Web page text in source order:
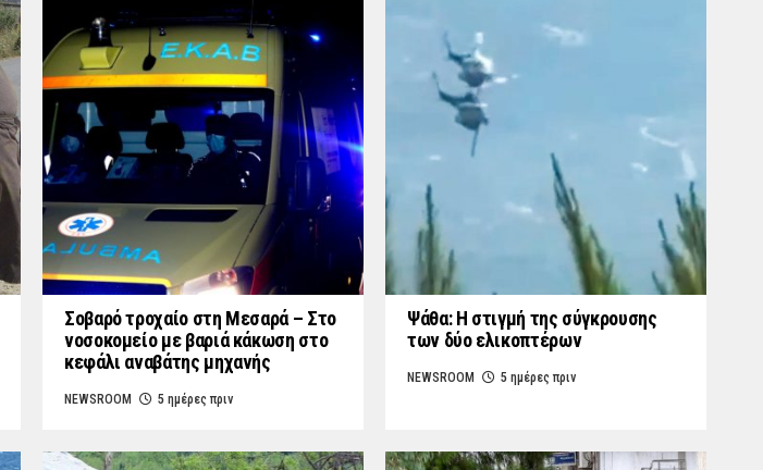
Σοβαρό τροχαίο στη Μεσαρά – Στο
νοσοκομείο με βαριά κάκωση στο
κεφάλι αναβάτης μηχανής
NEWSROOM 5 ημέρες πριν
Ψάθα: Η στιγμή της σύγκρουσης
των δύο ελικοπτέρων
NEWSROOM 5 ημέρες πριν